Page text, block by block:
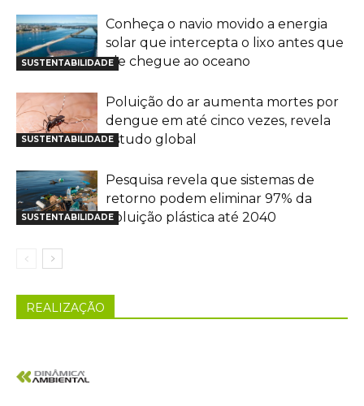
SUSTENTABILIDADE
Conheça o navio movido a energia
solar que intercepta o lixo antes que
ele chegue ao oceano
SUSTENTABILIDADE
Poluição do ar aumenta mortes por
dengue em até cinco vezes, revela
estudo global
SUSTENTABILIDADE
Pesquisa revela que sistemas de
retorno podem eliminar 97% da
poluição plástica até 2040
REALIZAÇÃO